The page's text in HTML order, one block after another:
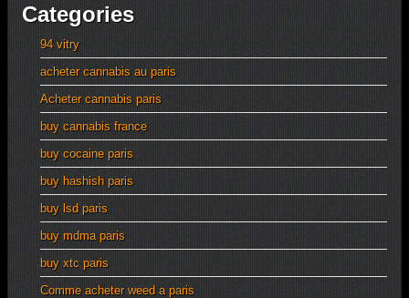
Categories
94 vitry
acheter cannabis au paris
Acheter cannabis paris
buy cannabis france
buy cocaine paris
buy hashish paris
buy lsd paris
buy mdma paris
buy xtc paris
Comme acheter weed a paris